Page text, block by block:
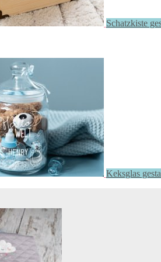
Schatzkiste
Keksglas